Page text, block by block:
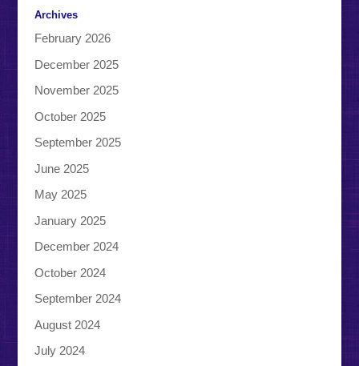
Archives
February 2026
December 2025
November 2025
October 2025
September 2025
June 2025
May 2025
January 2025
December 2024
October 2024
September 2024
August 2024
July 2024